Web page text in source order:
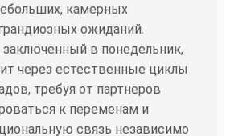
камерных
ожиданий.
в понедельник,
через естественные циклы
требуя от партнеров
к переменам и
связь независимо